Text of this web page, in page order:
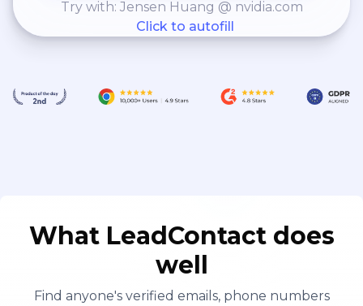
Try with: Jensen Huang @ nvidia.com
Click to autofill
What LeadContact does
well
Find anyone's verified emails, phone numbers